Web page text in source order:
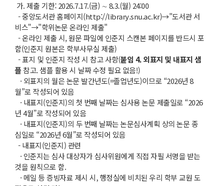
가. 제출 기한: 2026.7.17.(금) ∼ 8.3.(월) 24:00
- 중앙도서관 홈페이지(http://library.snu.ac.kr)→"도서관 서
비스"→"학위논문 온라인 제출"
- 온라인 제출 시, 원문 파일에 인준지 스캔본 페이지를 반드시 포
함(인준지 원본은 학부사무실 제출)
- 표지 및 인준지 작성 시 참고 사항(붙임 4.외표지 및 내표지 샘
플 참고. 샘플 활용 시 날짜 수정 필요 없음!)
· 외표지의 월은 논문 발간년도(=졸업년도)이므로 “2026년 8
월”로 작성되어 있음
· 내표지(인준지)의 첫 번째 날짜는 심사용 논문 제출일로 “2026
년 4월”로 작성되어 있음
· 내표지(인준지)의 두 번째 날짜는 논문심사계획 상의 논문 종
심일로 “2026년 6월”로 작성되어 있음
- 내표지(인준지) 관련
· 인준지는 심사 대상자가 심사위원에게 직접 자필 서명을 받는
것을 원칙으로 함.
· 메일 등 증빙자료 제시 시, 행정실에 비치된 우리 학부 교원 도